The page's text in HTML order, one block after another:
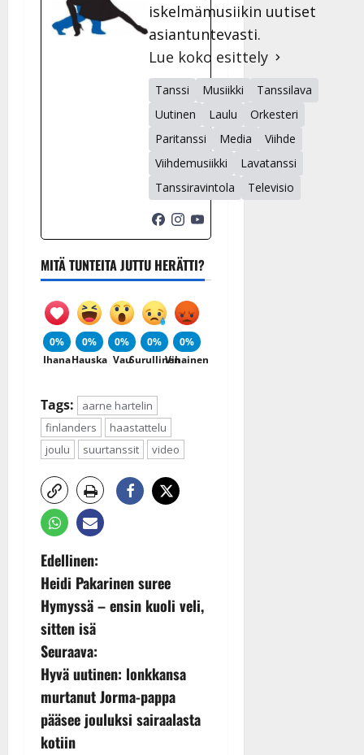
iskelmämusiikin uutiset
asiantuntevasti.
Lue koko esittely
Tanssi Musiikki
Tanssilava
Uutinen
Laulu
Orkesteri
Paritanssi
Media
Viihde
Viihdemusiikki
Lavatanssi
Tanssiravintola
Televisio
MITÄ TUNTEITA JUTTU HERÄTTI?
0%
Ihana
0%
Hauska
0%
Vau
0%
Surullinen
0%
Vihainen
Tags:
aarne hartelin
finlanders
haastattelu
joulu
suurtanssit video
P
o
s
t
n
a
Edellinen:
Heidi Pakarinen suree
Hymyssä – ensin kuoli veli,
sitten isä
Seuraava:
Hyvä uutinen: lonkkansa
murtanut Jorma-pappa
pääsee jouluksi sairaalasta
kotiin